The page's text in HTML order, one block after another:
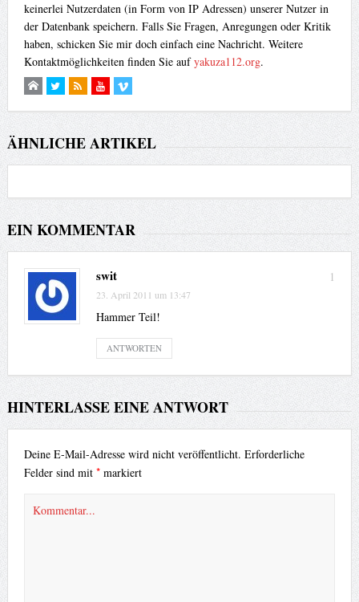
keinerlei Nutzerdaten (in Form von IP Adressen) unserer Nutzer in
der Datenbank speichern. Falls Sie Fragen, Anregungen oder Kritik
haben, schicken Sie mir doch einfach eine Nachricht. Weitere
Kontaktmöglichkeiten finden Sie aufyakuza112.org.
ÄHNLICHE ARTIKEL
EIN KOMMENTAR
1
swit
23. April 2011 um 13:47
Hammer Teil!
ANTWORTEN
HINTERLASSE EINE ANTWORT
Deine E-Mail-Adresse wird nicht veröffentlicht. Erforderliche
Felder sind mit *markiert